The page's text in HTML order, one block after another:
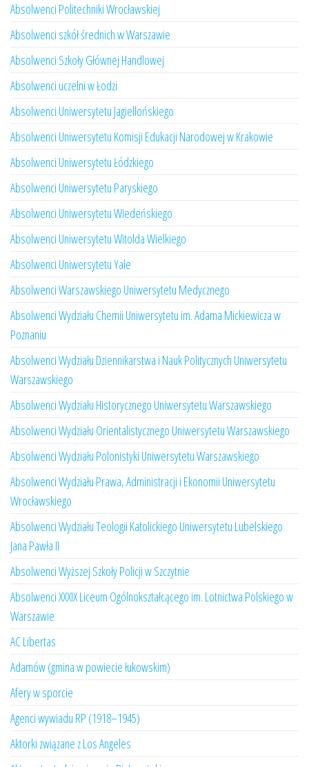
Absolwenci Politechniki Wrocławskiej
Absolwenci szkół średnich w Warszawie
Absolwenci Szkoły Głównej Handlowej
Absolwenci uczelni w Łodzi
Absolwenci Uniwersytetu Jagiellońskiego
Absolwenci Uniwersytetu Komisji Edukacji Narodowej w Krakowie
Absolwenci Uniwersytetu Łódzkiego
Absolwenci Uniwersytetu Paryskiego
Absolwenci Uniwersytetu Wiedeńskiego
Absolwenci Uniwersytetu Witolda Wielkiego
Absolwenci Uniwersytetu Yale
Absolwenci Warszawskiego Uniwersytetu Medycznego
Absolwenci Wydziału Chemii Uniwersytetu im. Adama Mickiewicza w
Poznaniu
Absolwenci Wydziału Dziennikarstwa i Nauk Politycznych Uniwersytetu
Warszawskiego
Absolwenci Wydziału Historycznego Uniwersytetu Warszawskiego
Absolwenci Wydziału Orientalistycznego Uniwersytetu Warszawskiego
Absolwenci Wydziału Polonistyki Uniwersytetu Warszawskiego
Absolwenci Wydziału Prawa, Administracji i Ekonomii Uniwersytetu
Wrocławskiego
Absolwenci Wydziału Teologii Katolickiego Uniwersytetu Lubelskiego
Jana Pawła II
Absolwenci Wyższej Szkoły Policji w Szczytnie
Absolwenci XXXIX Liceum Ogólnokształcącego im. Lotnictwa Polskiego w
Warszawie
AC Libertas
Adamów (gmina w powiecie łukowskim)
Afery w sporcie
Agenci wywiadu RP (1918–1945)
Aktorki związane z Los Angeles